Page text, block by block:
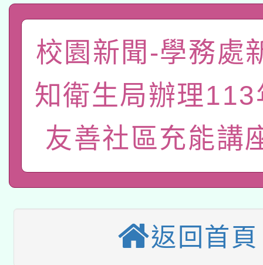
礎課程
A3數位素養講師名單
「數位內容與教學軟體
pilot」
有關大陸委員會函釋公
薪期間赴陸應申請許可
轉知經濟部水利署委託
業技術研究院辦理「
用水績優單位及節水達
動」
115年8月22日(星期六
桃園市孔廟祈福系列
本校115學年度第2次
招甄選結果公告(無人
適應運動共學行動站研
本館辦理115年度閱讀
校園新聞-學務處
知衛生局辦理113
友善社區充能講
返回首頁